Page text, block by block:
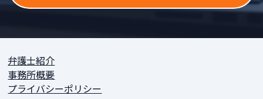
弁護士紹介
事務所概要
プライバシーポリシー